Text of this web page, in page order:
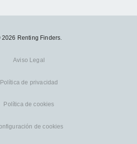
2026 Renting Finders.
Aviso Legal
Política de privacidad
Política de cookies
de cookies